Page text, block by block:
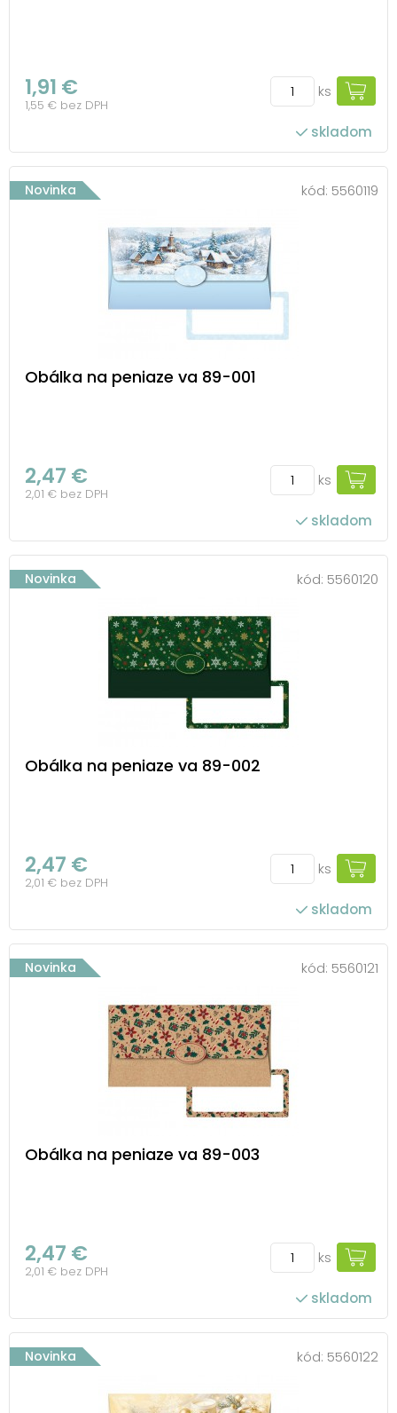
1,91 €
1,55 € bez DPH
ks
skladom
Novinka kód: 5560119
Obálka na peniaze va 89-001
2,47 €
2,01 € bez DPH
ks
skladom
Novinka kód: 5560120
Obálka na peniaze va 89-002
2,47 €
2,01 € bez DPH
ks
skladom
Novinka kód: 5560121
Obálka na peniaze va 89-003
2,47 €
2,01 € bez DPH
ks
skladom
Novinka kód: 5560122